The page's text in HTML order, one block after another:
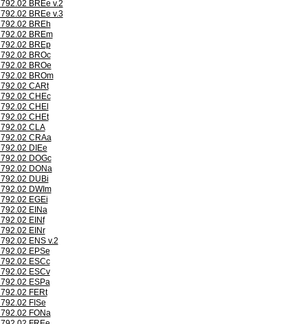
792.02 BREe v.2
792.02 BREe v.3
792.02 BREh
792.02 BREm
792.02 BREp
792.02 BROc
792.02 BROe
792.02 BROm
792.02 CARt
792.02 CHEc
792.02 CHEl
792.02 CHEt
792.02 CLA
792.02 CRAa
792.02 DIEe
792.02 DOGc
792.02 DONa
792.02 DUBi
792.02 DWIm
792.02 EGEi
792.02 EINa
792.02 EINf
792.02 EINr
792.02 ENS v.2
792.02 EPSe
792.02 ESCc
792.02 ESCv
792.02 ESPa
792.02 FERt
792.02 FISe
792.02 FONa